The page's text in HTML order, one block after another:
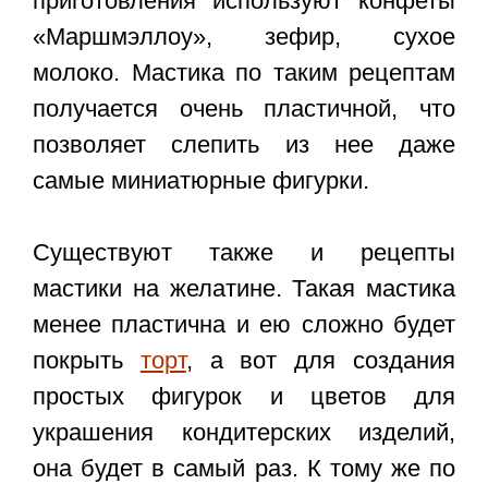
«Маршмэллоу», зефир, сухое
молоко. Мастика по таким рецептам
получается очень пластичной, что
позволяет слепить из нее даже
самые миниатюрные фигурки.
Существуют также и рецепты
мастики на желатине. Такая мастика
менее пластична и ею сложно будет
покрыть торт, а вот для создания
простых фигурок и цветов для
украшения кондитерских изделий,
она будет в самый раз. К тому же по